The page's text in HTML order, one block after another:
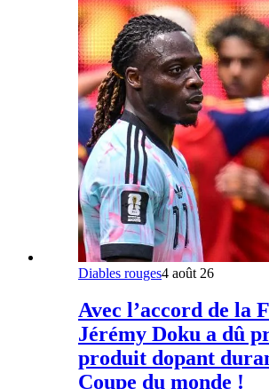
Diables rouges4 août 26
Avec l’accord de la
Jérémy Doku a dû
produit dopant
Coupe du monde !